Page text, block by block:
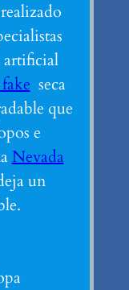
artificial
seca
que
e
Nevada
un